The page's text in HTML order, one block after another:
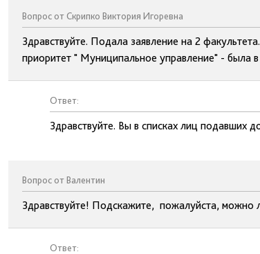
Вопрос от Скрипко Виктория Игоревна
Здравствуйте. Подала заявление на 2
приоритет " Муниципальное управление" - была
Ответ:
Здравствуйте. Вы в списках лиц подавших
Вопрос от Валентин
Здравствуйте! Подскажите, пожалуйста, можно
Ответ: